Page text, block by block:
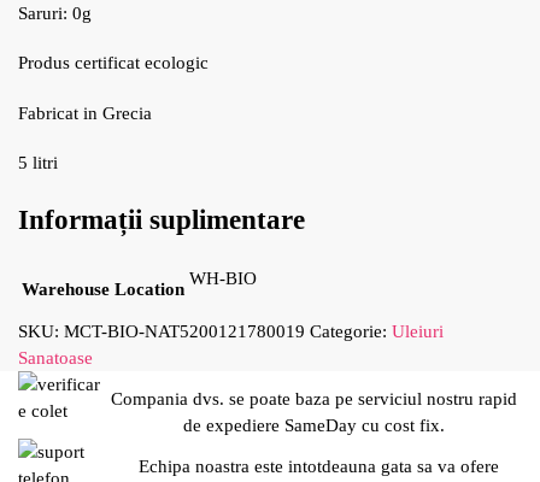
Saruri: 0g
Produs certificat ecologic
Fabricat in Grecia
5 litri
Informații suplimentare
Warehouse Location
WH-BIO
SKU: MCT-BIO-NAT5200121780019 Categorie: Uleiuri
Sanatoase
Compania dvs. se poate baza pe serviciul nostru rapid
de expediere SameDay cu cost fix.
Echipa noastra este intotdeauna gata sa va ofere